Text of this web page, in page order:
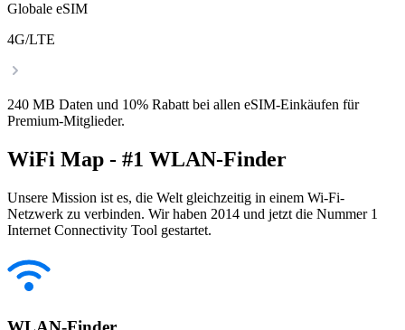
Globale eSIM
4G/LTE
240 MB Daten und 10% Rabatt bei allen eSIM-Einkäufen für
Premium-Mitglieder.
WiFi Map - #1 WLAN-Finder
Unsere Mission ist es, die Welt gleichzeitig in einem Wi-Fi-
Netzwerk zu verbinden. Wir haben 2014 und jetzt die Nummer 1
Internet Connectivity Tool gestartet.